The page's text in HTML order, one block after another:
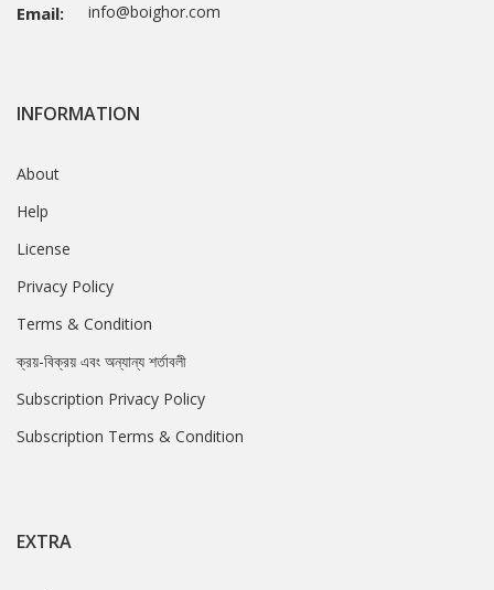
Email: info@boighor.com
INFORMATION
About
Help
License
Privacy Policy
Terms & Condition
ক্রয়-বিক্রয় এবং অন্যান্য শর্তাবলী
Subscription Privacy Policy
Subscription Terms & Condition
EXTRA